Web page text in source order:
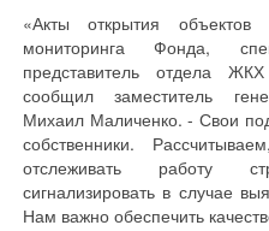
«Акты открытия
мониторинга Фонда,
представитель отдела
сообщил заместитель
Михаил Маличенко. - Свои
собственники.
отслеживать работу
сигнализировать в случае
Нам важно обеспечить